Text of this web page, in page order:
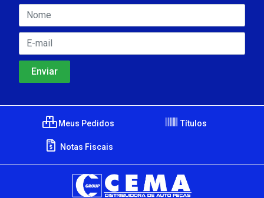
Meus Pedidos Títulos
Notas Fiscais